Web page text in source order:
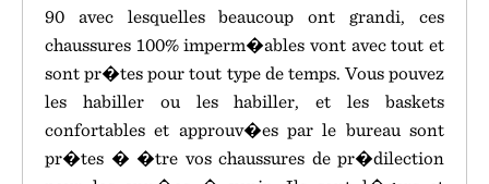
90 avec lesquelles beaucoup ont grandi, ces
chaussures 100% imperm�ables vont avec tout et
sont pr�tes pour tout type de temps. Vous pouvez
les habiller ou les habiller, et les baskets
confortables et approuv�es par le bureau sont
pr�tes � �tre vos chaussures de pr�dilection